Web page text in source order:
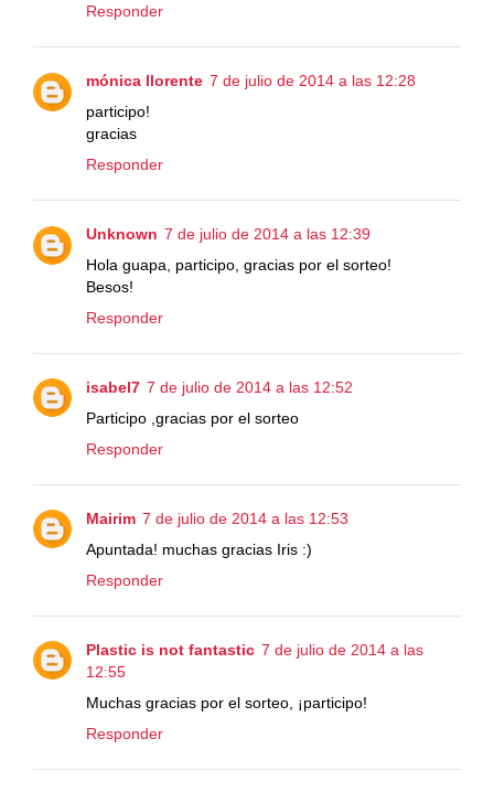
Responder
mónica llorente 7 de julio de 2014 a las 12:28
participo!
gracias
Responder
Unknown 7 de julio de 2014 a las 12:39
Hola guapa, participo, gracias por el sorteo!
Besos!
Responder
isabel7 7 de julio de 2014 a las 12:52
Participo ,gracias por el sorteo
Responder
Mairim 7 de julio de 2014 a las 12:53
Apuntada! muchas gracias Iris :)
Responder
Plastic is not fantastic 7 de julio de 2014 a las
12:55
Muchas gracias por el sorteo, ¡participo!
Responder